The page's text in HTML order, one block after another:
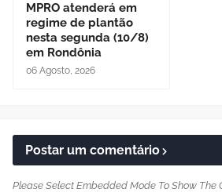
MPRO atenderá em
regime de plantão
nesta segunda (10/8)
em Rondônia
06 Agosto, 2026
Postar um comentário
Please Select Embedded Mode To Show The